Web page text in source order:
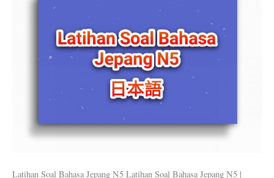
Latihan Soal Bahasa Jepang N5 Latihan Soal Bahasa Jepang N5 |